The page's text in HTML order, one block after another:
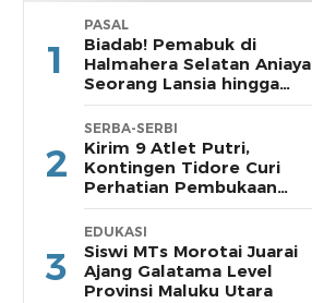
1
PASAL
Biadab! Pemabuk di
Halmahera Selatan Aniaya
Seorang Lansia hingga
Cacat, Polisi Diamkan
Laporan
2
SERBA-SERBI
Kirim 9 Atlet Putri,
Kontingen Tidore Curi
Perhatian Pembukaan
POPDA di Morotai
3
EDUKASI
Siswi MTs Morotai Juarai
Ajang Galatama Level
Provinsi Maluku Utara